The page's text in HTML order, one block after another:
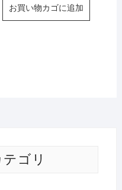
お買い物カゴに追加
ゴリ